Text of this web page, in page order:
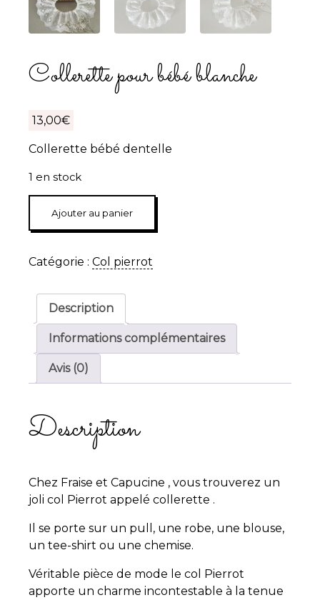
Collerette pour bébé blanche
13,00€
Collerette bébé dentelle
1 en stock
Collerette
pour
bébé
Ajouter au panier
Catégorie : Col pierrot
Description
Informations complémentaires
Avis (0)
Description
Chez Fraise et Capucine , vous trouverez un
joli col Pierrot appelé collerette .
Il se porte sur un pull, une robe, une blouse,
un tee-shirt ou une chemise.
Véritable pièce de mode le col Pierrot
apporte un charme incontestable à la tenue